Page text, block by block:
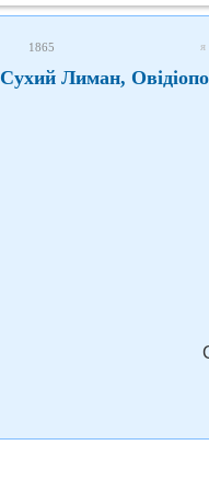
1865 я
Сухий Лиман,